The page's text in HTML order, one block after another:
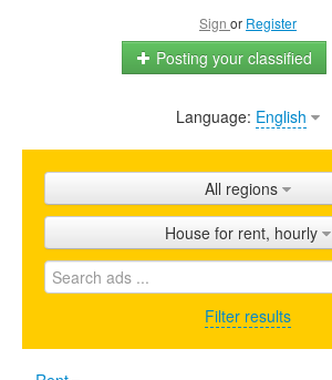
Sign or Register
Posting your classified
Home
Shops
Promotion
FAQ
Language: English
All regions
House for rent, hourly
Filter results